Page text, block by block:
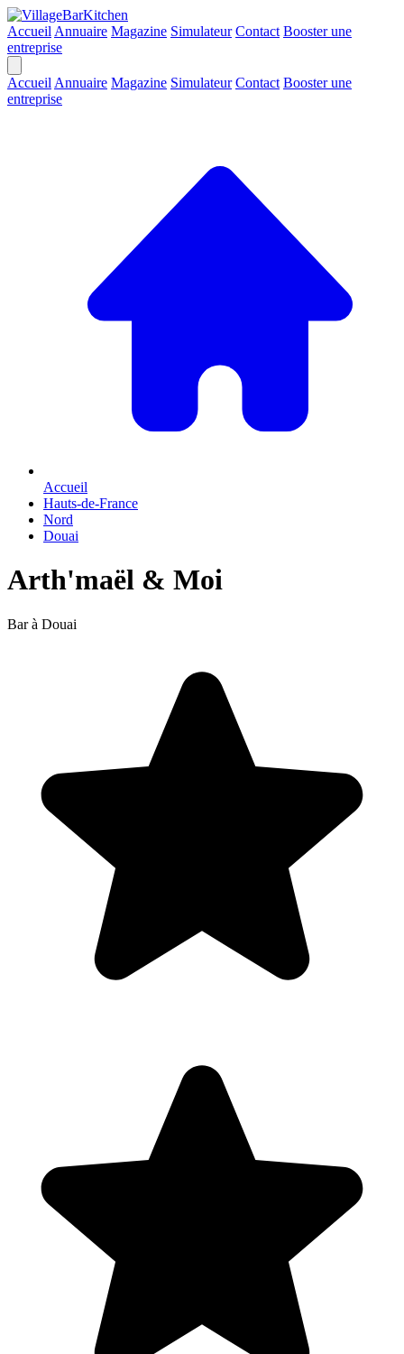
Accueil Annuaire Magazine Simulateur Contact Booster une
entreprise
Accueil Annuaire Magazine Simulateur Contact Booster une
entreprise
Accueil
Hauts-de-France
Nord
Douai
Arth'maël & Moi
Bar à Douai